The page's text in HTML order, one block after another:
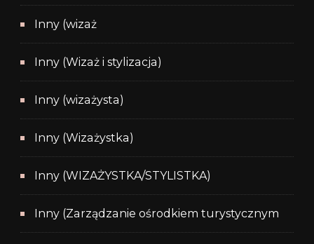
Inny (wizaż
Inny (Wizaż i stylizacja)
Inny (wizażysta)
Inny (Wizażystka)
Inny (WIZAŻYSTKA/STYLISTKA)
Inny (Zarządzanie ośrodkiem turystycznym